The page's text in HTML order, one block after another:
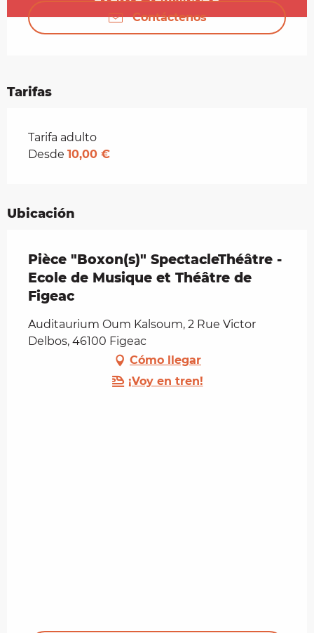
Contáctenos
Tarifas
Tarifas 2026
Tarifa adulto
Desde 10,00 €
Ubicación
Pièce "Boxon(s)" SpectacleThéâtre -
Ecole de Musique et Théâtre de
Figeac
Auditaurium Oum Kalsoum, 2 Rue Victor
Delbos, 46100 Figeac
Cómo llegar
¡Voy en tren!